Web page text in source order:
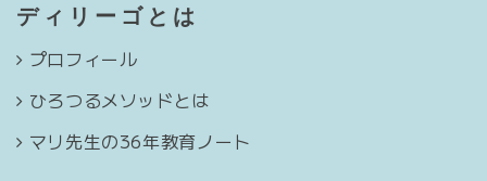
ディリーゴとは
プロフィール
ひろつるメソッドとは
マリ先生の36年教育ノート